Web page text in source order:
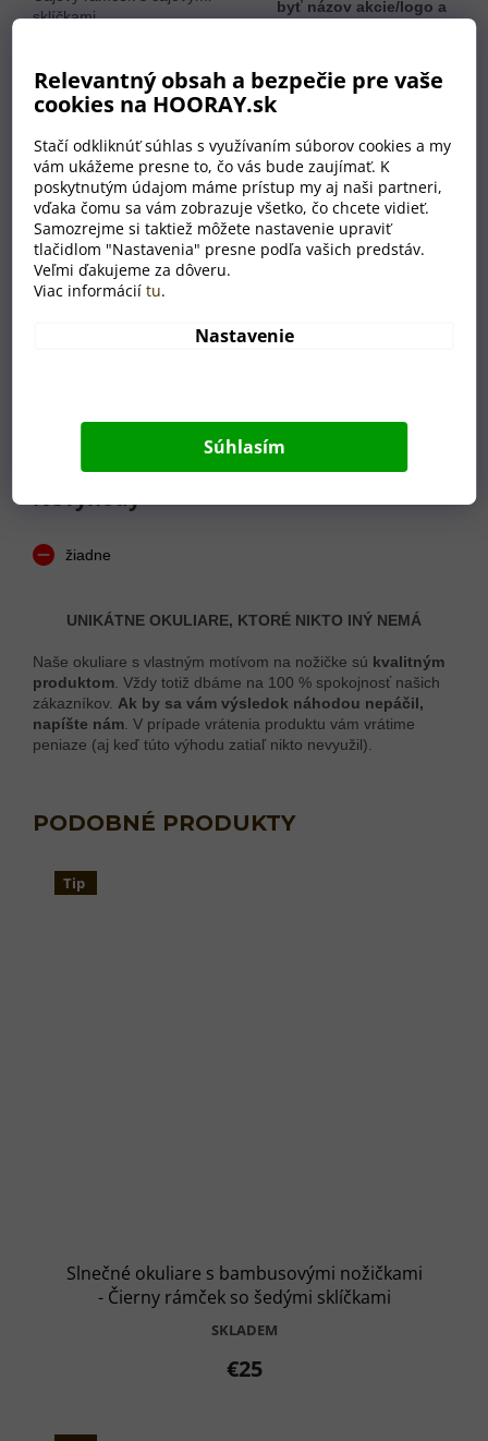
Relevantný obsah a bezpečie pre vaše
cookies na HOORAY.sk
Stačí odkliknúť súhlas s využívaním súborov cookies a my
vám ukážeme presne to, čo vás bude zaujímať. K
poskytnutým údajom máme prístup my aj naši partneri,
vďaka čomu sa vám zobrazuje všetko, čo chcete vidieť.
Samozrejme si taktiež môžete nastavenie upraviť
tlačidlom "Nastavenia" presne podľa vašich predstáv.
Veľmi ďakujeme za dôveru.
Viac informáciítu.
Nastavenie
Súhlasím
byť názov akcie/logo a
prípade záujmu o viac
ako 10 kusov nám
napíšte e-mail na adresu
my pre vás pripravíme
individuálnu cenovú
ponuku.
Výhody
16 farebných variantov (vyberie si každý)
extrémne rýchla výroba
Nevýhody
žiadne
UNIKÁTNE OKULIARE, KTORÉ NIKTO INÝ NEMÁ
Naše okuliare s vlastným motívom na nožičke sú kvalitným
produktom . Vždy totiž dbáme na 100 % spokojnosť našich
zákazníkov. Ak by sa vám výsledok náhodou nepáčil,
napíšte nám . V prípade vrátenia produktu vám vrátime
peniaze (aj keď túto výhodu zatiaľ nikto nevyužil).
Tip
Slnečné okuliare s bambusovými nožičkami
- Čierny rámček so šedými sklíčkami
SKLADEM
€25